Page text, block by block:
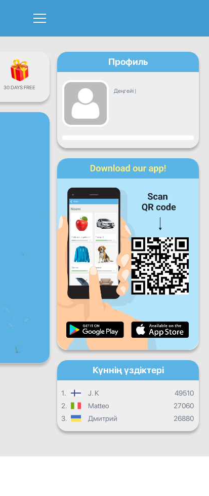
30 DAYS FREE
Профиль
Деңгейі |
Прогресс
Дүйсенбі СәрсенбіБейсенбі
Сенбі Жексенбі
Күнделікті прогресс
Ай сайынғы прогресс
Жалпы прогресс
Күннің үздіктері
1. J. K
49510
2.
Matteo
27060
3.
Дмитрий 26880